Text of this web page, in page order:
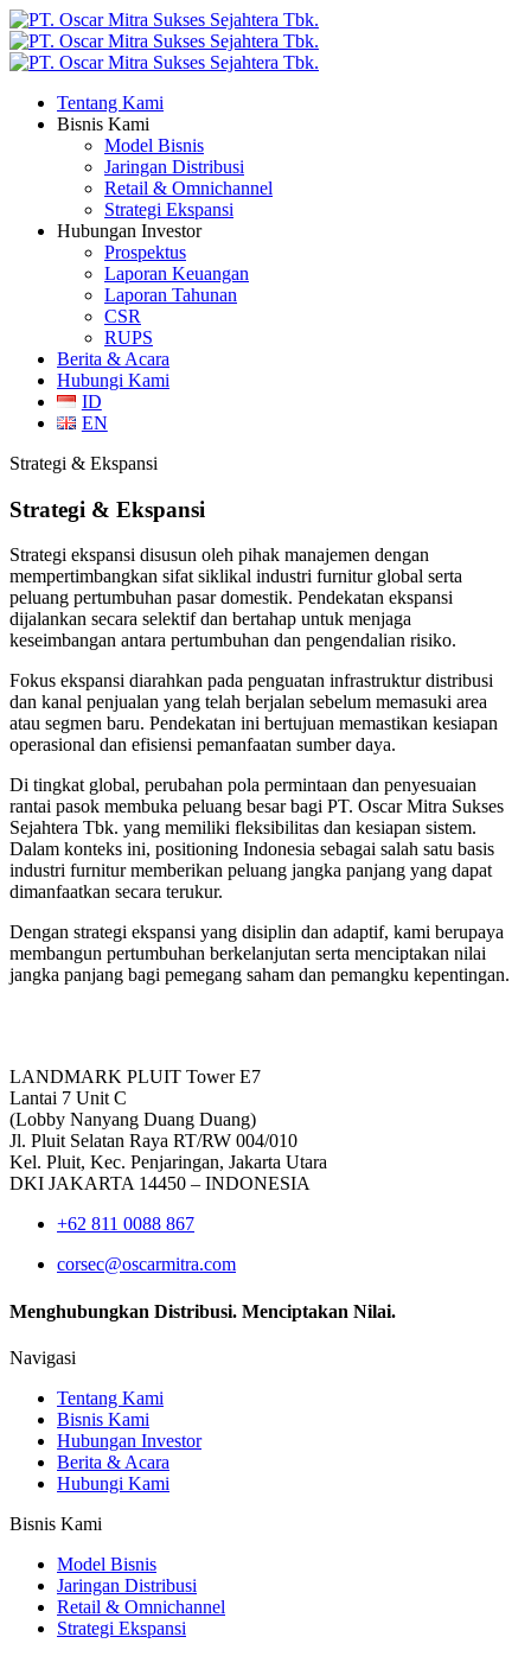
Tentang Kami
Bisnis Kami
Model Bisnis
Jaringan Distribusi
Retail & Omnichannel
Strategi Ekspansi
Hubungan Investor
Prospektus
Laporan Keuangan
Laporan Tahunan
CSR
RUPS
Berita & Acara
Hubungi Kami
ID
EN
Strategi & Ekspansi
Strategi & Ekspansi
Strategi ekspansi disusun oleh pihak manajemen dengan
mempertimbangkan sifat siklikal industri furnitur global serta
peluang pertumbuhan pasar domestik. Pendekatan ekspansi
dijalankan secara selektif dan bertahap untuk menjaga
keseimbangan antara pertumbuhan dan pengendalian risiko.
Fokus ekspansi diarahkan pada penguatan infrastruktur distribusi
dan kanal penjualan yang telah berjalan sebelum memasuki area
atau segmen baru. Pendekatan ini bertujuan memastikan kesiapan
operasional dan efisiensi pemanfaatan sumber daya.
Di tingkat global, perubahan pola permintaan dan penyesuaian
rantai pasok membuka peluang besar bagi PT. Oscar Mitra Sukses
Sejahtera Tbk. yang memiliki fleksibilitas dan kesiapan sistem.
Dalam konteks ini, positioning Indonesia sebagai salah satu basis
industri furnitur memberikan peluang jangka panjang yang dapat
dimanfaatkan secara terukur.
Dengan strategi ekspansi yang disiplin dan adaptif, kami berupaya
membangun pertumbuhan berkelanjutan serta menciptakan nilai
jangka panjang bagi pemegang saham dan pemangku kepentingan.
LANDMARK PLUIT Tower E7
Lantai 7 Unit C
(Lobby Nanyang Duang Duang)
Jl. Pluit Selatan Raya RT/RW 004/010
Kel. Pluit, Kec. Penjaringan, Jakarta Utara
DKI JAKARTA 14450 – INDONESIA
+62 811 0088 867
corsec@oscarmitra.com
Menghubungkan Distribusi. Menciptakan Nilai.
Navigasi
Tentang Kami
Bisnis Kami
Hubungan Investor
Berita & Acara
Hubungi Kami
Bisnis Kami
Model Bisnis
Jaringan Distribusi
Retail & Omnichannel
Strategi Ekspansi